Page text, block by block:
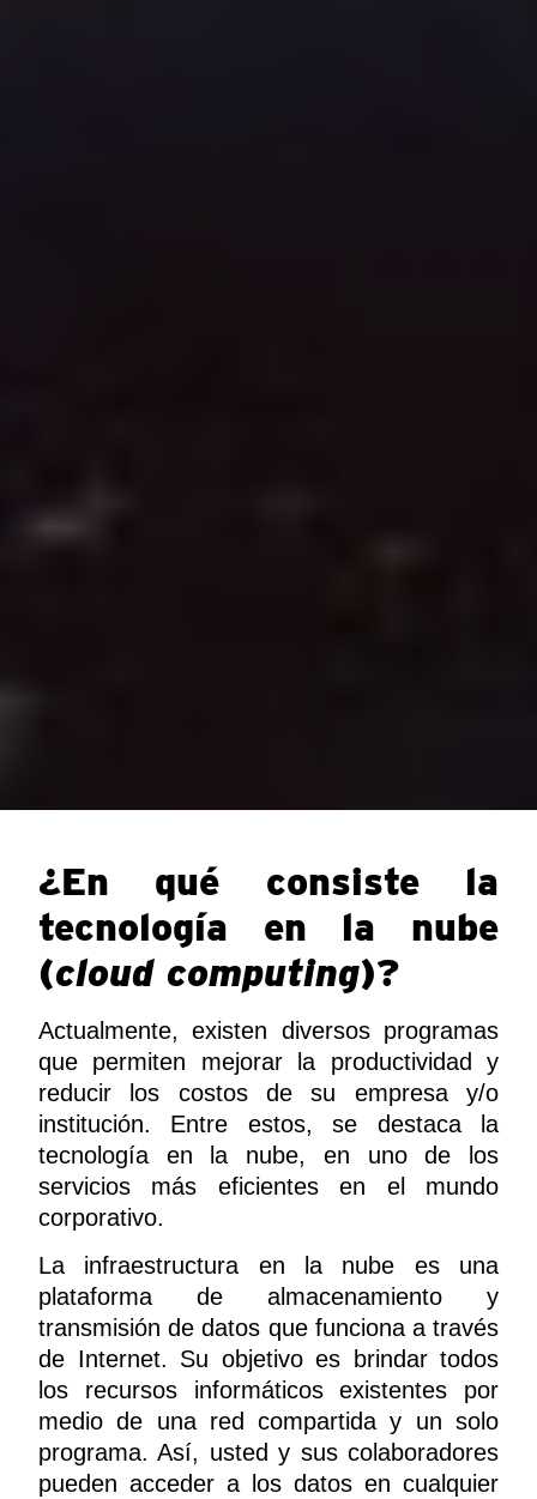
¿En qué consiste la
tecnología en la nube
(cloud computing)?
Actualmente, existen diversos programas
que permiten mejorar la productividad y
reducir los costos de su empresa y/o
institución. Entre estos, se destaca la
tecnología en la nube, en uno de los
servicios más eficientes en el mundo
corporativo.
La infraestructura en la nube es una
plataforma de almacenamiento y
transmisión de datos que funciona a través
de Internet. Su objetivo es brindar todos
los recursos informáticos existentes por
medio de una red compartida y un solo
programa. Así, usted y sus colaboradores
pueden acceder a los datos en cualquier